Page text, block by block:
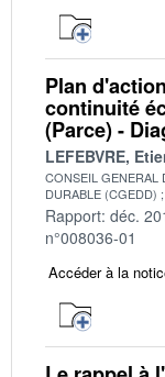
Plan
continuité
(Parce) -
LEFEBVRE,
CONSEIL GENERAL
DURABLE (CGEDD)
Rapport: déc.
n°008036-01
Accéder à la